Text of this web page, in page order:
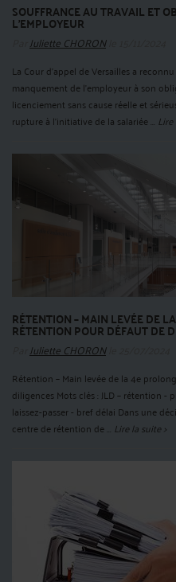
SOUFFRANCE AU TRAVAIL ET
L’EMPLOYEUR
Juliette CHORONle 15/11/2024
La Cour d’appel de Versailles a
manquement de l’employeur à son
licenciement sans cause réelle et
rupture à l’initiative de la salariée ... Lire
RÉTENTION – MAIN LEVÉE DE
RÉTENTION POUR DÉFAUT DE
Juliette CHORONle 25/07/2024
Rétention – Main levée de la 4e
diligences Mots clés : JLD – rétention
laissez-passer - bref délai Dans une
centre de rétention de ... Lire la suite >